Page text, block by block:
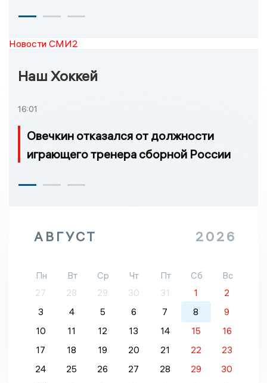
Новости СМИ2
Наш Хоккей
16:01
Овечкин отказался от должности
играющего тренера сборной России
АВГУСТ 2026
Пн Вт Ср Чт Пт Сб
Вс
27
28 29 30 31 1
2
3
4 5 6 7 8
9
10
11 12 13 14 15
16
17
18 19 20 21 22
23
24
25 26 27 28 29
30